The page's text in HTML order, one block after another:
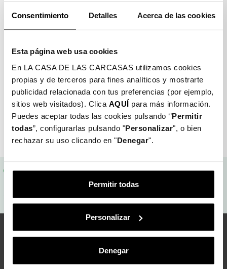
Consentimiento Detalles Acerca de las cookies
Esta página web usa cookies
En LA CASA DE LAS CARCASAS utilizamos cookies
propias y de terceros para fines analíticos y mostrarte
publicidad relacionada con tus preferencias (por ejemplo,
sitios web visitados). Clica AQUÍ para más información.
Puedes aceptar todas las cookies pulsando ‘’Permitir
todas”, configurarlas pulsando "Personalizar", o bien
rechazar su uso clicando en "Denegar".
Permitir todas
Personalizar
Denegar
Contraseña
¿Olvidó Su Contraseña?
INICIAR SESIÓN
¿No tiene una cuenta? Cree una aquí
Gastos de envío gratis
Entrega en 48/72h
Garantía asegurada
Devolución: 30 días
Te mantenemos al día